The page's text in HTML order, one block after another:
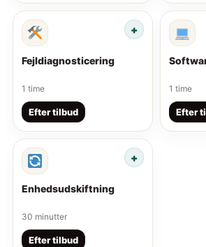
Fejldiagnosticering
1 time
Efter tilbud
1 time
Efter
Enhedsudskiftning
30 minutter
Efter tilbud